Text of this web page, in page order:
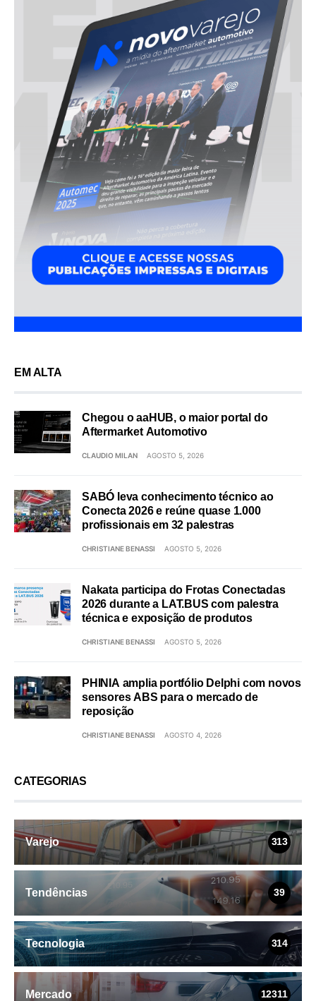
EM ALTA
Chegou o aaHUB, o maior portal do
Aftermarket Automotivo
CLAUDIO MILAN AGOSTO 5, 2026
SABÓ leva conhecimento técnico ao
Conecta 2026 e reúne quase 1.000
profissionais em 32 palestras
CHRISTIANE BENASSI AGOSTO 5, 2026
Nakata participa do Frotas Conectadas
2026 durante a LAT.BUS com palestra
técnica e exposição de produtos
CHRISTIANE BENASSI AGOSTO 5, 2026
PHINIA amplia portfólio Delphi com novos
sensores ABS para o mercado de
reposição
CHRISTIANE BENASSI AGOSTO 4, 2026
CATEGORIAS
Varejo 313
Tendências 39
Tecnologia 314
Mercado 12311